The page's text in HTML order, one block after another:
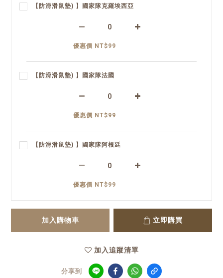
【防滑滑鼠墊) 】國家隊克羅埃西亞
優惠價 NT$99
【防滑滑鼠墊) 】國家隊法國
優惠價 NT$99
【防滑滑鼠墊) 】國家隊阿根廷
優惠價 NT$99
加入購物車 立即購買
加入追蹤清單
分享到